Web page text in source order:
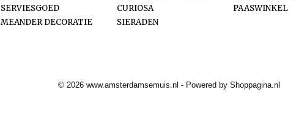
SERVIESGOED
MEANDER DECORATIE
CURIOSA
SIERADEN
PAASWINKEL
© 2026 www.amsterdamsemuis.nl - Powered by Shoppagina.nl